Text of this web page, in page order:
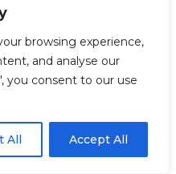
browsing experience,
and analyse our
you consent to our use
All Accept All
aux
Si la formation
une formation
par un
capacité à
appréciées